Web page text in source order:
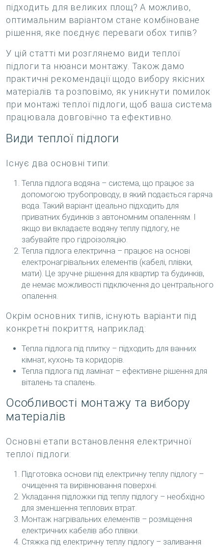
підходить для великих площ? А можливо,
оптимальним варіантом стане комбіноване
рішення, яке поєднує переваги обох типів?
У цій статті ми розглянемо види теплої
підлоги та нюанси монтажу. Також дамо
практичні рекомендації щодо вибору якісних
матеріалів та розповімо, як уникнути помилок
при монтажі теплої підлоги, щоб ваша система
працювала довговічно та ефективно.
Види теплої підлоги
Існує два основні типи:
Тепла підлога водяна – система, що працює за
допомогою трубопроводу, в який подається гаряча
вода. Такий варіант ідеально підходить для
приватних будинків з автономним опаленням. І
якщо ви вкладаєте водяну теплу підлогу, не
забувайте про гідроізоляцію.
Тепла підлога електрична – працює на основі
електронагрівальних елементів (кабелі, плівки,
мати). Це зручне рішення для квартир та будинків,
де немає можливості підключення до центрального
опалення.
Окрім основних типів, існують варіанти під
конкретні покриття, наприклад:
Тепла підлога під плитку – підходить для ванних
кімнат, кухонь та коридорів.
Тепла підлога під ламінат – ефективне рішення для
віталень та спалень.
Особливості монтажу та вибору
матеріалів
Основні етапи встановлення електричної
теплої підлоги:
Підготовка основи під електричну теплу підлогу –
очищення та вирівнювання поверхні.
Укладання підложки під теплу підлогу – необхідно
для зменшення теплових втрат.
Монтаж нагрівальних елементів – розміщення
електричних кабелів або плівки.
Стяжка під електричну теплу підлогу – заливання